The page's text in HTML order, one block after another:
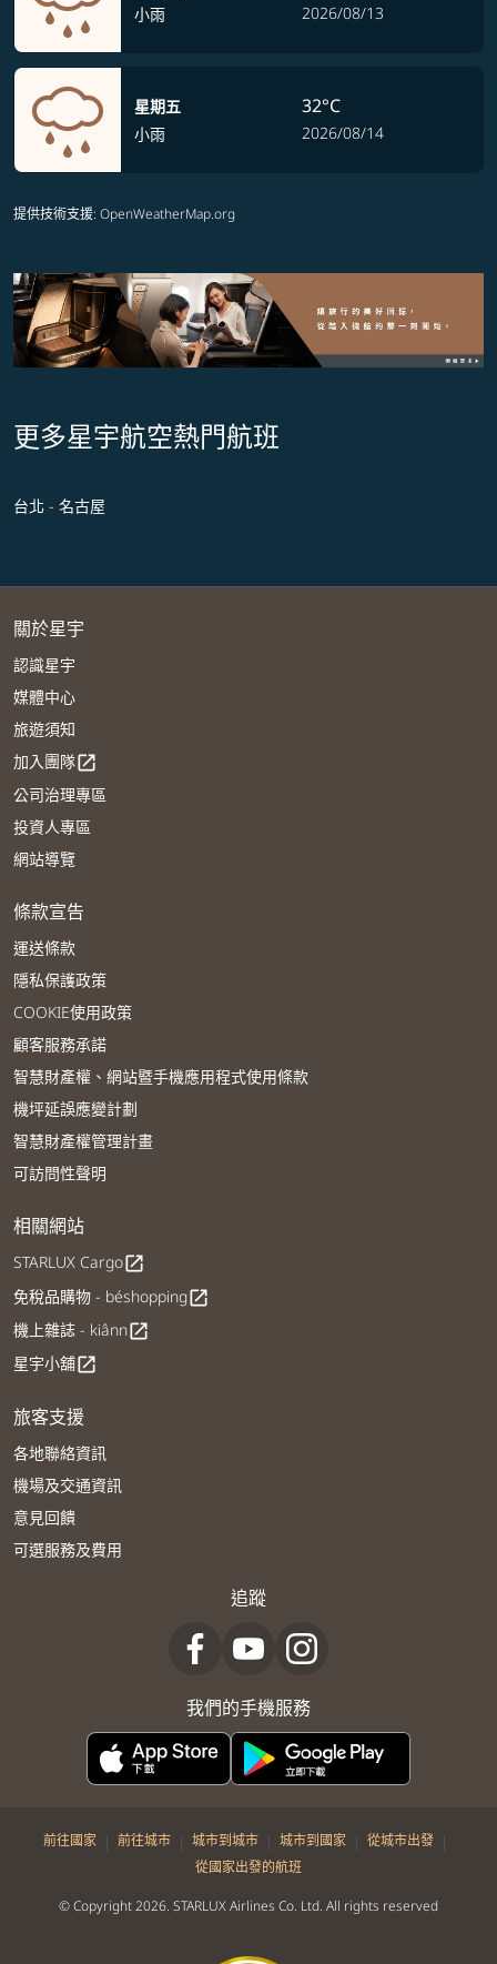
小雨
2026/08/13
星期五
小雨
32°C
2026/08/14
提供技術支援: OpenWeatherMap.org
更多星宇航空熱門航班
台北 - 名古屋
關於星宇
認識星宇
媒體中心
旅遊須知
加入團隊open_in_new
公司治理專區
投資人專區
網站導覽
條款宣告
運送條款
隱私保護政策
COOKIE使用政策
顧客服務承諾
智慧財產權、網站暨手機應用程式使用條款
機坪延誤應變計劃
智慧財產權管理計畫
可訪問性聲明
相關網站
STARLUX Cargoopen_in_new
免稅品購物 - béshoppingopen_in_new
機上雜誌 - kiânnopen_in_new
星宇小舖open_in_new
旅客支援
各地聯絡資訊
機場及交通資訊
意見回饋
可選服務及費用
追蹤
我們的手機服務
前往國家 | 前往城市 | 城市到城市 | 城市到國家 | 從城市出發 |
從國家出發的航班
© Copyright 2026. STARLUX Airlines Co. Ltd. All rights reserved